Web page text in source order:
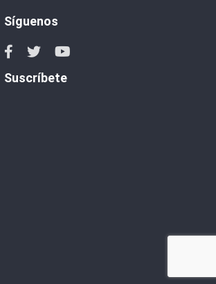
Síguenos
Suscríbete